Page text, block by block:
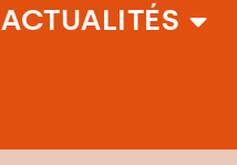
ACTUALITÉS